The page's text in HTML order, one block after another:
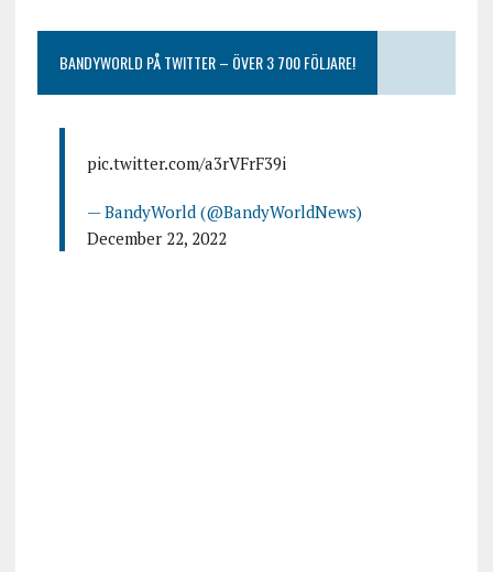
BANDYWORLD PÅ TWITTER – ÖVER 3 700 FÖLJARE!
pic.twitter.com/a3rVFrF39i
— BandyWorld (@BandyWorldNews)
December 22, 2022